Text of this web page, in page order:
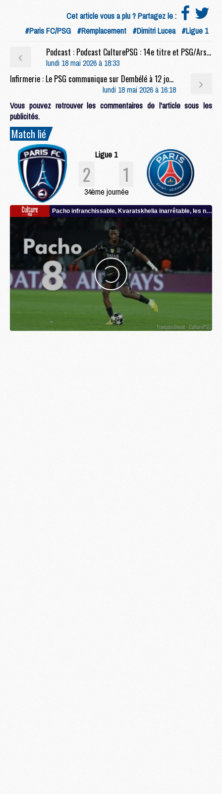
Cet article vous a plu ? Partagez le :
#Paris FC/PSG #Remplacement #Dimitri Lucea #Ligue 1
Podcast : Podcast CulturePSG : 14e titre et PSG/Arsenal
lundi 18 mai 2026 à 18:33
Infirmerie : Le PSG communique sur Dembélé à 12 jours d'Arsenal
lundi 18 mai 2026 à 16:18
Vous pouvez retrouver les commentaires de l'article sous les
publicités.
Match lié
Ligue 1
2 1
34ème journée